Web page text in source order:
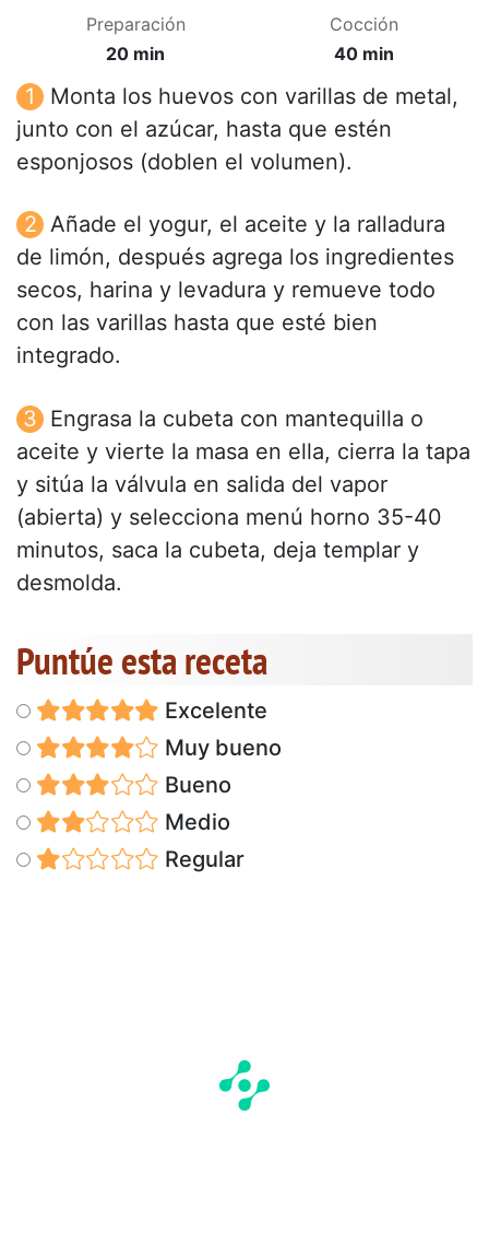
Preparación
20 min
Cocción
40 min
Monta los huevos con varillas de metal,
junto con el azúcar, hasta que estén
esponjosos (doblen el volumen).
Añade el yogur, el aceite y la ralladura
de limón, después agrega los ingredientes
secos, harina y levadura y remueve todo
con las varillas hasta que esté bien
integrado.
Engrasa la cubeta con mantequilla o
aceite y vierte la masa en ella, cierra la tapa
y sitúa la válvula en salida del vapor
(abierta) y selecciona menú horno 35-40
minutos, saca la cubeta, deja templar y
desmolda.
Puntúe esta receta
Excelente
Muy bueno
Bueno
Medio
Regular